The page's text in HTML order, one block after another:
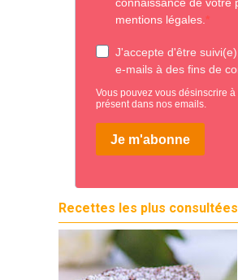
Recettes les plus consultées